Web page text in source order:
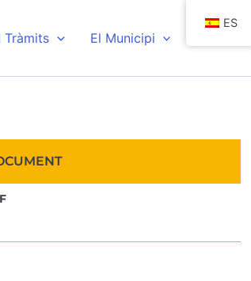
Tràmits El Municipi
ES